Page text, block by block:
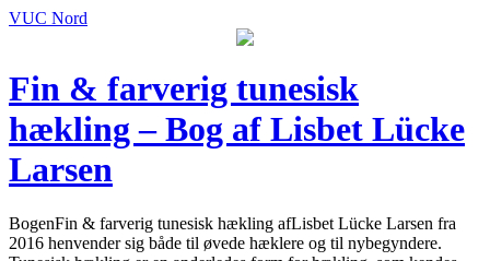
VUC Nord
Fin & farverig tunesisk
hækling – Bog af Lisbet Lücke
Larsen
BogenFin & farverig tunesisk hækling afLisbet Lücke Larsen fra
2016 henvender sig både til øvede hæklere og til nybegyndere.